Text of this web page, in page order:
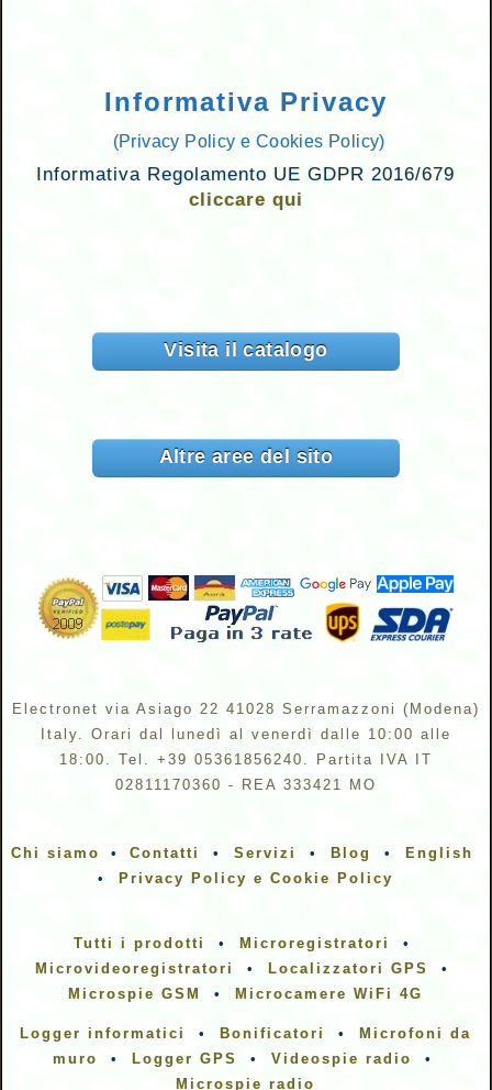
Informativa Privacy
(Privacy Policy e Cookies Policy)
Informativa Regolamento UE GDPR 2016/679
cliccare qui
Visita il catalogo
Altre aree del sito
Electronet via Asiago 22 41028 Serramazzoni (Modena)
Italy. Orari dal lunedì al venerdì dalle 10:00 alle
18:00. Tel. +39 05361856240.
Partita IVA IT
02811170360 - REA 333421 MO
Chi siamo • Contatti • Servizi • Blog •
English
•
Privacy Policy e Cookie Policy
Tutti i prodotti • Microregistratori
•
Microvideoregistratori
• Localizzatori GPS
•
Microspie GSM
• Microcamere WiFi 4G
Logger informatici • Bonificatori •
Microfoni da
muro
• Logger GPS • Videospie radio
•
Microspie radio